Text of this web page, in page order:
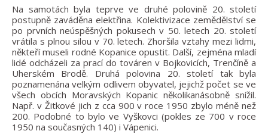
Na samotách byla teprve ve druhé polovině 20. století
postupně zaváděna elektřina. Kolektivizace zemědělství se
po prvních neúspěšných pokusech v 50. letech 20. století
vrátila s plnou silou v 70. letech. Zhoršila vztahy mezi lidmi,
někteří museli rodné Kopanice opustit. Další, zejména mladí
lidé odcházeli za prací do továren v Bojkovicích, Trenčíně a
Uherském Brodě. Druhá polovina 20. století tak byla
poznamenána velkým odlivem obyvatel, jejichž počet se ve
všech obcích Moravských Kopanic několikanásobně snížil.
Např. v Žitkové jich z cca 900 v roce 1950 zbylo méně než
200. Podobné to bylo ve Vyškovci (pokles ze 700 v roce
1950 na současných 140) i Vápenici.